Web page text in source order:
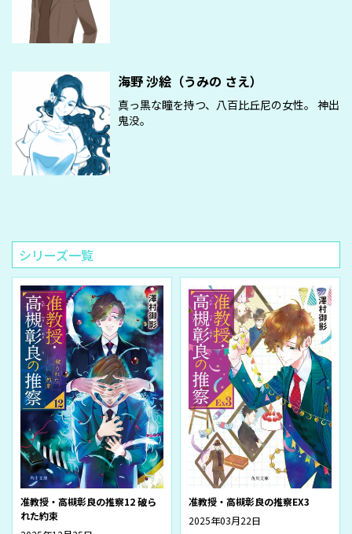
海野 沙絵（うみの さえ）
真っ黒な瞳を持つ、八百比丘尼の女性。 神出
鬼没。
シリーズ一覧
准教授・高槻彰良の推察12 破ら
れた約束
准教授・高槻彰良の推察EX3
2025年03月22日